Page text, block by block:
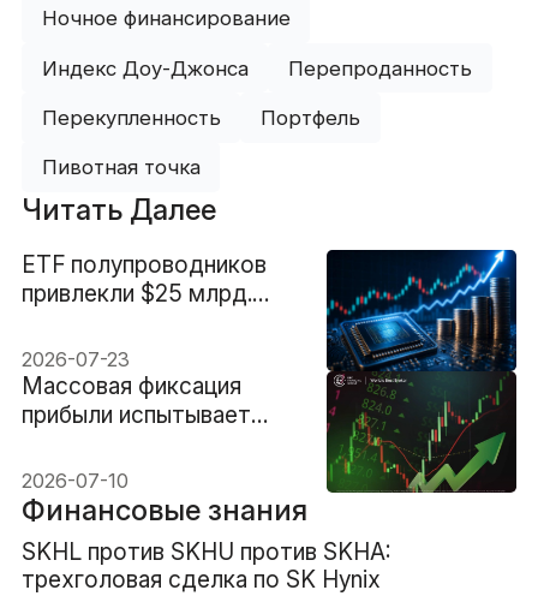
Ночное финансирование
Индекс Доу-Джонса Перепроданность
Перекупленность Портфель
Пивотная точка
Читать Далее
ETF полупроводников
привлекли $25 млрд.
дно?
2026-07-23
Массовая фиксация
прибыли испытывает
технологических акций
2026-07-10
Финансовые знания
SKHL против SKHU против SKHA:
трехголовая сделка по SK Hynix